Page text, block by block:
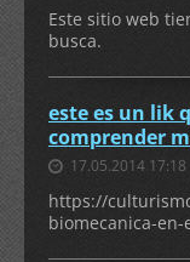
Este sitio web
busca.
este es un lik
comprender
17.05.2014 17:18
https://
biomecanica-